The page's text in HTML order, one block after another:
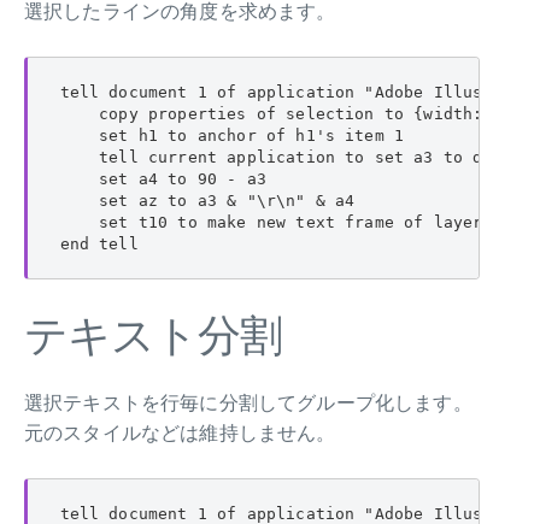
選択したラインの角度を求めます。
tell document 1 of application "Adobe
copy properties of selection to {width:a1,
    set h1 to anchor of h1's item 1
tell current application to set a3 to do
    set a4 to 90 - a3
    set az to a3 & "\r\n" & a4
set t10 to make new text frame of layer 1
end tell
テキスト分割
選択テキストを行毎に分割してグループ化します。
元のスタイルなどは維持しません。
tell document 1 of application "Adobe